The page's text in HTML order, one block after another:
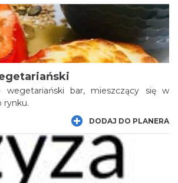
wegetariański bar, mieszczący się w
rynku.
DODAJ DO PLANERA